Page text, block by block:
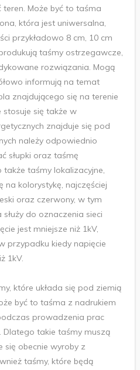
Może być to taśma
która jest uniwersalna,
przykładowo 8 cm, 10 cm
taśmy ostrzegawcze,
rozwiązania. Mogą
informują na temat
znajdującego się na terenie
się także w
znajduje się pod
należy odpowiednio
słupki oraz taśmę
taśmy lokalizacyjne,
kolorystykę, najczęściej
oraz czerwony, w tym
do oznaczenia sieci
jest mniejsze niż 1kV,
przypadku kiedy napięcie
1kV.
które układa się pod ziemią
być to taśma z nadrukiem
prowadzenia prac
Dlatego takie taśmy muszą
się obecnie wyroby z
taśmy, które będą